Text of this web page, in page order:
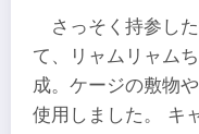
さっそく持参し
て、リャムリャム
成。ケージの敷物
使用しました。 キ